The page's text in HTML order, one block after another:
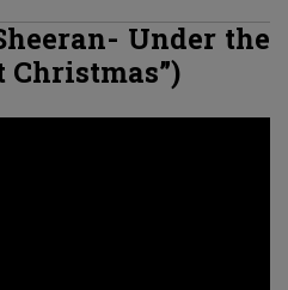
Under the
Christmas”)